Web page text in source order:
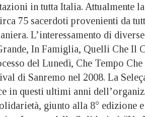
in tutta Italia. Attualmente
75 sacerdoti provenienti da
L’interessamento di
In Famiglia, Quelli Che Il
del Lunedì, Che Tempo Che
di Sanremo nel 2008. La
in questi ultimi anni
giunto alla 8° edizione